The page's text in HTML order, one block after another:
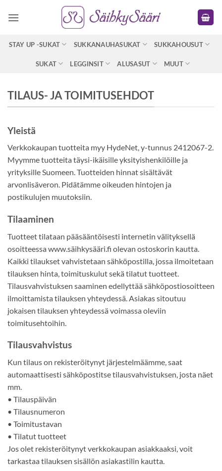
STAY UP -SUKAT SUKKANAUHASUKAT SUKKAHOUSUT
SUKAT LEGGINSIT ALUSASUT MUUT
TILAUS- JA TOIMITUSEHDOT
Yleistä
Verkkokaupan tuotteita myy HydeNet, y-tunnus 2412067-2.
Myymme tuotteita täysi-ikäisille yksityishenkilöille ja
yrityksille Suomeen. Tuotteiden hinnat sisältävät
arvonlisäveron. Pidätämme oikeuden hintojen ja
postikulujen muutoksiin.
Tilaaminen
Tuotteet tilataan pääsääntöisesti internetin välityksellä
osoitteessa www.säihkysääri.fi olevan ostoskorin kautta.
Kaikki tilaukset vahvistetaan sähköpostilla, jossa ilmoitetaan
tilauksen hinta, toimituskulut sekä tilatut tuotteet.
Tilausvahvistuksen saaminen edellyttää sähköpostiosoitteen
ilmoittamista tilauksen yhteydessä. Asiakas sitoutuu
jokaisen tilauksen yhteydessä voimassa oleviin
toimitusehtoihin.
Tilausvahvistus
Kun tilaus on rekisteröitynyt järjestelmäämme, saat
automaattisesti sähköpostitse tilausvahvistuksen, josta näet
mm.
• Tilauspäivän
• Tilausnumeron
• Toimitustavan
• Tilatut tuotteet
Jos olet rekisteröitynyt verkkokaupan asiakkaaksi, voit
tarkastaa tilauksen sisällön asiakastilin kautta.